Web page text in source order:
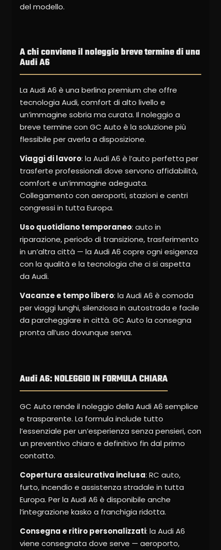
del modello.
A chi conviene il noleggio breve termine di una
Audi A6
La Audi A6 è una berlina premium che offre
tecnologia Audi, comfort di alto livello e
un’immagine sobria ma curata. Il noleggio a
breve termine con GC Auto è la soluzione più
flessibile per averla a disposizione.
Viaggi di lavoro: la Audi A6 è l’auto perfetta per
trasferte professionali dove servono affidabilità,
comfort e un’immagine adeguata.
Collegamento con aeroporti, stazioni e centri
congressi in tutta Europa.
Uso quotidiano temporaneo: auto in
riparazione, periodo di transizione, trasferimento
in un’altra città — la Audi A6 copre ogni esigenza
con la qualità e la tecnologia che ci si aspetta
da Audi.
Vacanze e tempo libero: la Audi A6 è comoda
per viaggi lunghi, silenziosa in autostrada e facile
da parcheggiare in città. GC Auto la consegna
pronta all’uso dovunque serva.
Audi A6: NOLEGGIO IN FORMULA CHIARA
GC Auto rende il noleggio della Audi A6 semplice
e trasparente. La formula include tutto
l’essenziale per un’esperienza senza pensieri, con
un preventivo chiaro e definitivo fin dal primo
contatto.
Copertura assicurativa inclusa: RC auto,
furto, incendio e assistenza stradale in tutta
Europa. Per la Audi A6 è disponibile anche
l’integrazione kasko a franchigia ridotta.
Consegna e ritiro personalizzati: la Audi A6
viene consegnata dove serve — aeroporto,